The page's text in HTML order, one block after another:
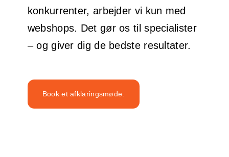
konkurrenter, arbejder vi kun med
webshops. Det gør os til specialister
– og giver dig de bedste resultater.
Book et afklaringsmøde.